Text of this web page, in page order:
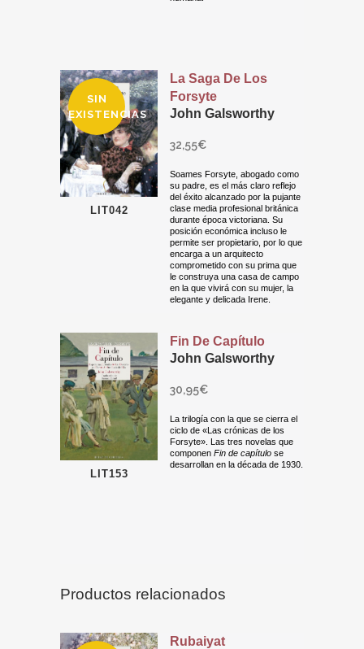
LIT042
SIN
EXISTENCIAS
La Saga De Los
Forsyte
John Galsworthy
32,55€
Soames Forsyte, abogado como
su padre, es el más claro reflejo
del éxito alcanzado por la pujante
clase media profesional británica
durante época victoriana. Su
posición económica incluso le
permite ser propietario, por lo que
encarga a un arquitecto
comprometido con su prima que
le construya una casa de campo
en la que vivirá con su mujer, la
elegante y delicada Irene.
LIT153
Fin De Capítulo
John Galsworthy
30,95€
La trilogía con la que se cierra el
ciclo de «Las crónicas de los
Forsyte». Las tres novelas que
componen Fin de capítulo se
desarrollan en la década de 1930.
Productos relacionados
Rubaiyat